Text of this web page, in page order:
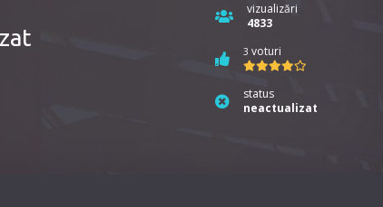
vizualizări
4833
3 voturi
status
neactualizat